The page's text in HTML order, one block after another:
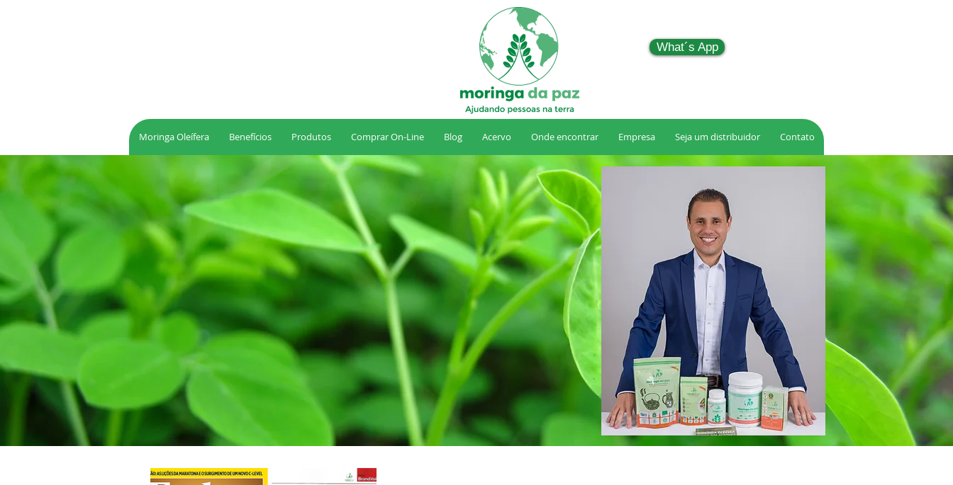
What´s App
Moringa Oleífera Benefícios Produtos Comprar On-Line Blog Acervo Onde encontrar Empresa Seja um distribuidor Contato